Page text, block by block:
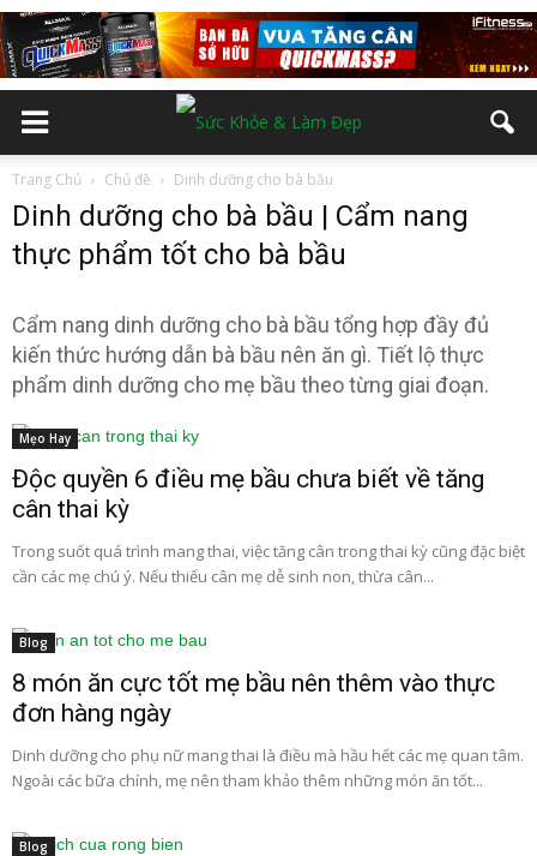
Trang Chủ Chủ đề Dinh dưỡng cho bà bầu
Dinh dưỡng cho bà bầu | Cẩm nang
thực phẩm tốt cho bà bầu
Cẩm nang dinh dưỡng cho bà bầu tổng hợp đầy đủ
kiến thức hướng dẫn bà bầu nên ăn gì. Tiết lộ thực
phẩm dinh dưỡng cho mẹ bầu theo từng giai đoạn.
Mẹo Hay
Độc quyền 6 điều mẹ bầu chưa biết về tăng
cân thai kỳ
Trong suốt quá trình mang thai, việc tăng cân trong thai kỳ cũng đặc biệt
cần các mẹ chú ý. Nếu thiếu cân mẹ dễ sinh non, thừa cân...
Blog
8 món ăn cực tốt mẹ bầu nên thêm vào thực
đơn hàng ngày
Dinh dưỡng cho phụ nữ mang thai là điều mà hầu hết các mẹ quan tâm.
Ngoài các bữa chính, mẹ nên tham khảo thêm những món ăn tốt...
Blog